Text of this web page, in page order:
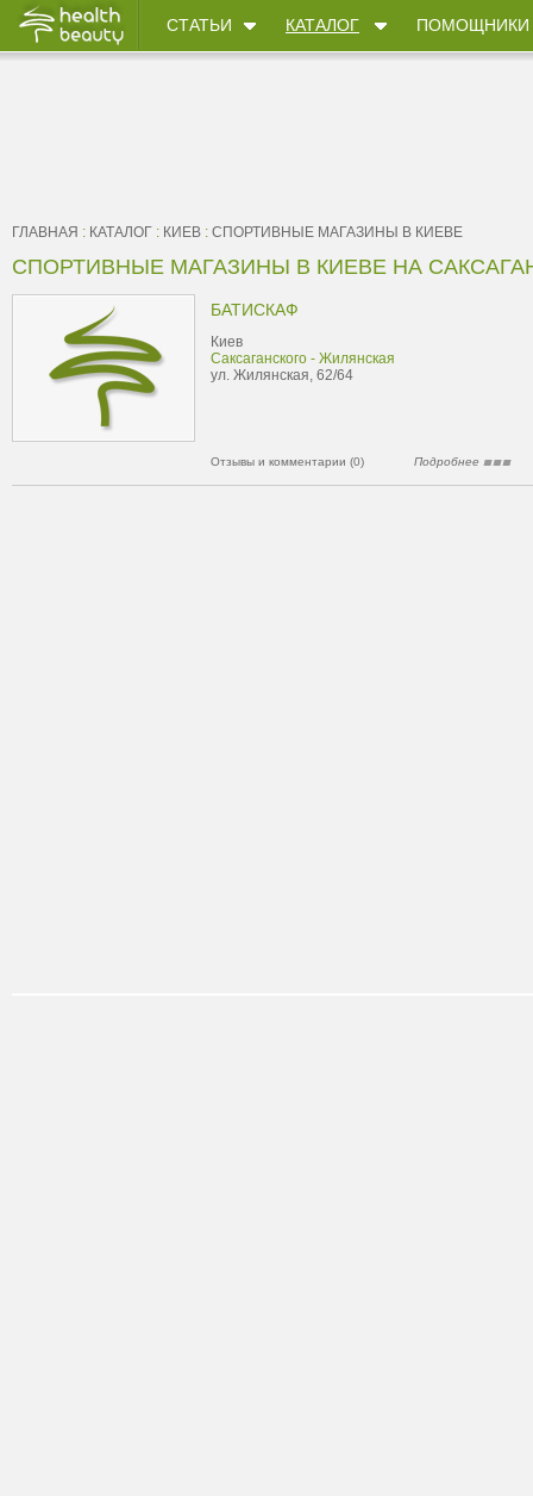
СТАТЬИ КАТАЛОГ ПОМОЩНИКИ
ГЛАВНАЯ : КАТАЛОГ : КИЕВ : CПОРТИВНЫЕ МАГАЗИНЫ В КИЕВЕ
CПОРТИВНЫЕ МАГАЗИНЫ В КИЕВЕ НА
БАТИСКАФ
Киев
Саксаганского - Жилянская
ул. Жилянская, 62/64
Отзывы и комментарии (0) Подробнее